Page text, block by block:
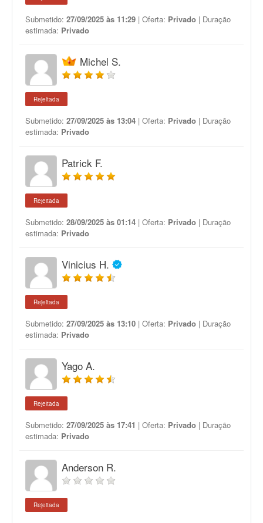
Submetido: 27/09/2025 às 11:29 | Oferta: Privado | Duração
estimada: Privado
Michel S.
Rejeitada
Submetido: 27/09/2025 às 13:04 | Oferta: Privado | Duração
estimada: Privado
Patrick F.
Rejeitada
Submetido: 28/09/2025 às 01:14 | Oferta: Privado | Duração
estimada: Privado
Vinicius H.
Rejeitada
Submetido: 27/09/2025 às 13:10 | Oferta: Privado | Duração
estimada: Privado
Yago A.
Rejeitada
Submetido: 27/09/2025 às 17:41 | Oferta: Privado | Duração
estimada: Privado
Anderson R.
Rejeitada